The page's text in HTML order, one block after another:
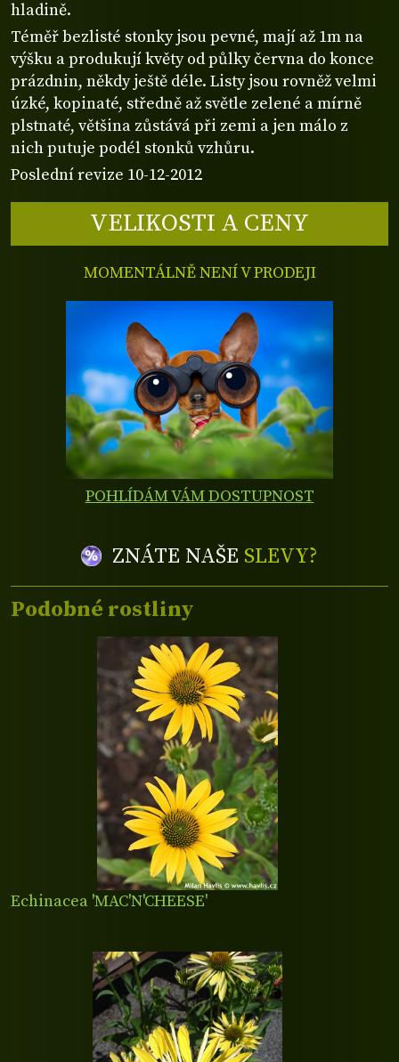
hladině.
Téměř bezlisté stonky jsou pevné, mají až 1m na
výšku a produkují květy od půlky června do konce
prázdnin, někdy ještě déle. Listy jsou rovněž velmi
úzké, kopinaté, středně až světle zelené a mírně
plstnaté, většina zůstává při zemi a jen málo z
nich putuje podél stonků vzhůru.
Poslední revize 10-12-2012
VELIKOSTI A CENY
MOMENTÁLNĚ NENÍ V PRODEJI
POHLÍDÁM VÁM DOSTUPNOST
ZNÁTE NAŠE SLEVY?
Podobné rostliny
Echinacea 'MAC'N'CHEESE'